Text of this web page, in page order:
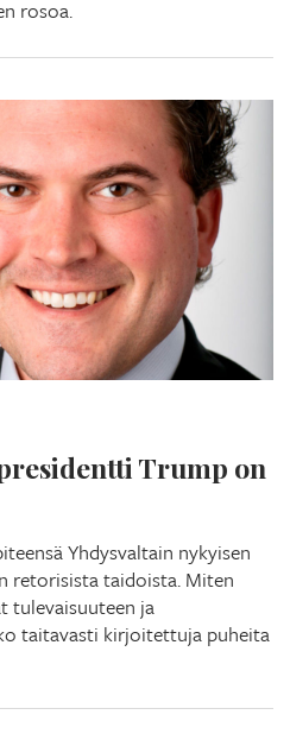
rosoa.
Trump on
Yhdysvaltain nykyisen
retorisista taidoista. Miten
tulevaisuuteen ja
taitavasti kirjoitettuja puheita